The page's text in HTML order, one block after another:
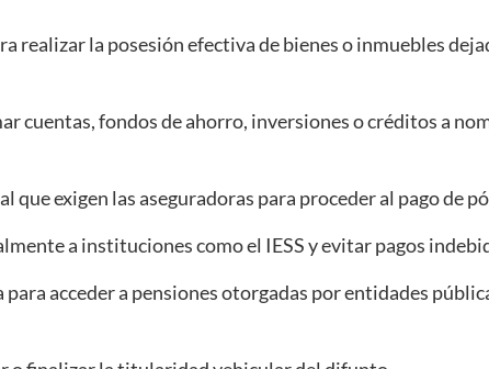
realizar la posesión efectiva de bienes o inmuebles
cuentas, fondos de ahorro, inversiones o créditos a
que exigen las aseguradoras para proceder al pago de
a instituciones como el IESS y evitar pagos
para acceder a pensiones otorgadas por entidades